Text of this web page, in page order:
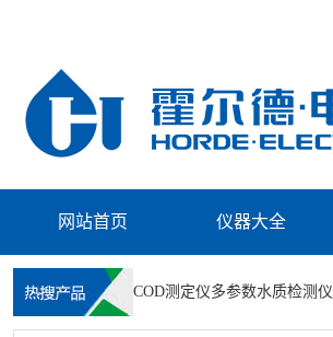
网站首页 仪器大全
COD测定仪多参数水质检测仪